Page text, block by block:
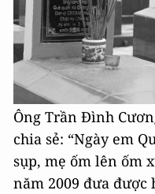
Ông Trần Đình
chia sẻ: “Ngày em
sụp, mẹ ốm lên ốm
năm 2009 đưa được